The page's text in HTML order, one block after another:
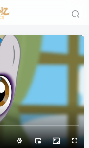
100%
满屏
25px
极快
适中